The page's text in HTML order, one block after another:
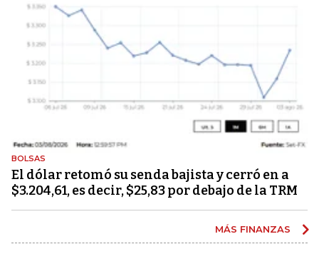
BOLSAS
El dólar retomó su senda bajista y cerró en a
$3.204,61, es decir, $25,83 por debajo de la TRM
MÁS FINANZAS